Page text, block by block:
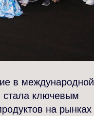
в международной
стала ключевым
на рынках